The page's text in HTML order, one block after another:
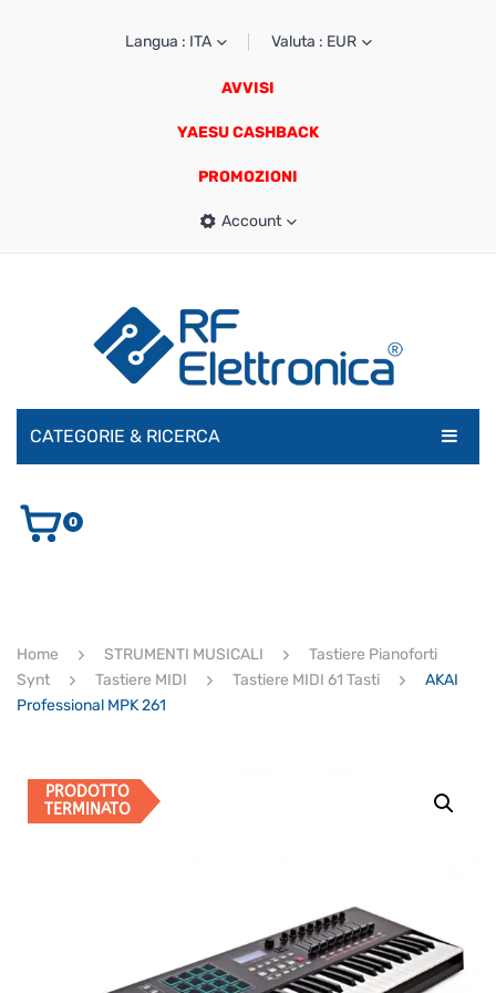
Langua : ITA Valuta : EUR
AVVISI
YAESU CASHBACK
PROMOZIONI
Account
CATEGORIE & RICERCA
AUDIO E VIDEO
ULTIMI ARRIVI
Ricerca
prodotti
0
Home STRUMENTI MUSICALI
Tastiere Pianoforti
Synt
Tastiere MIDI Tastiere MIDI 61 Tasti
AKAI
Professional MPK 261
PRODOTTO
TERMINATO